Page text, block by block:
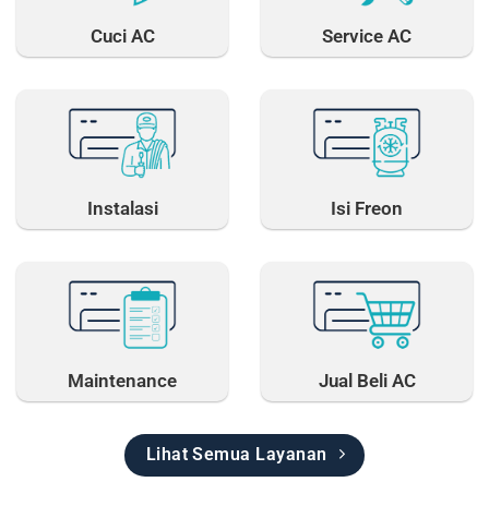
Cuci AC Service AC
Instalasi Isi Freon
Maintenance Jual Beli AC
Lihat Semua Layanan